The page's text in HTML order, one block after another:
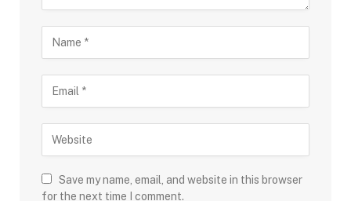
Save my name, email, and website in this browser
for the next time I comment.